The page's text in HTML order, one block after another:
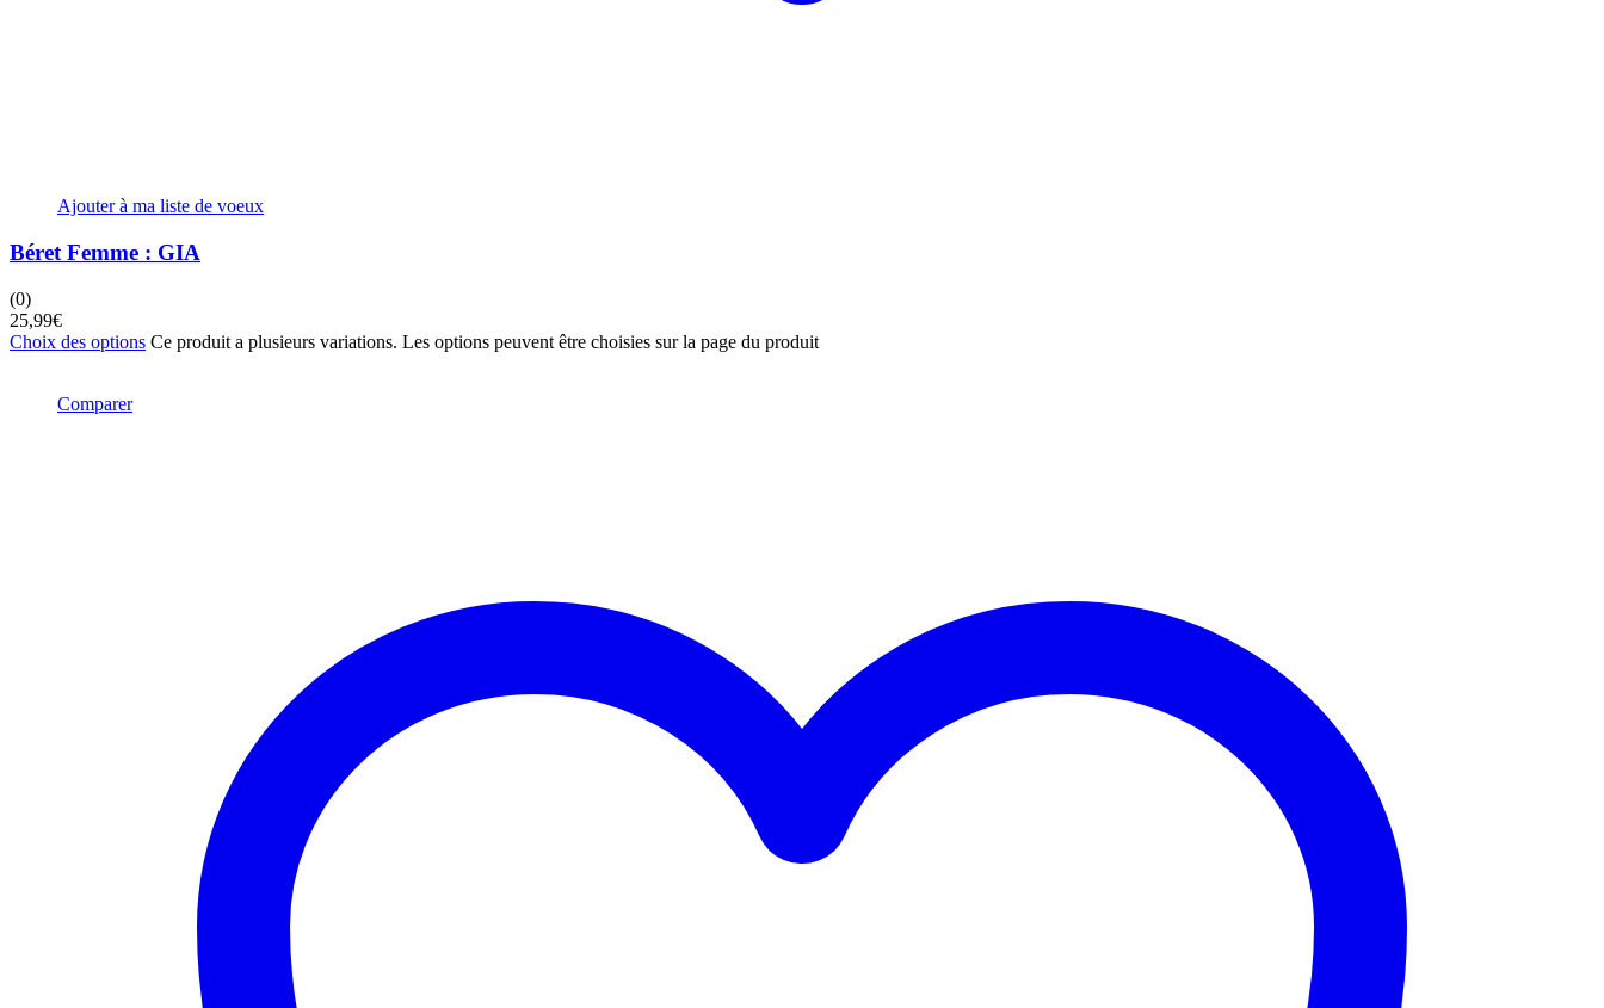
Ajouter à ma liste de voeux
Béret Femme : GIA
(0)
25,99€
Choix des options Ce produit a plusieurs variations. Les options peuvent être choisies sur la page du produit
Comparer